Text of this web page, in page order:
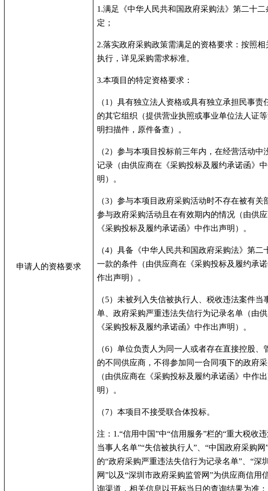
申请人的资格要求
1.满足《中华人民共和国政府采购法》第二十二
定；
2.落实政府采购政策需满足的资格要求：按照相
执行，详见采购需求标准。
3.本项目的特定资格要求：
（1 ）具有独立法人资格或具有独立承担民事责
的其它组织（提供营业执照或事业单位法人证
明扫描件，原件备查）。
（2）参与本项目投标前三年内，在经营活动中
记录（由供应商在《采购投标及履约承诺函》
明）。
（3）参与本项目政府采购活动时不存在被有关
参与政府采购活动且在有效期内的情况（由供
《采购投标及履约承诺函》中作出声明）。
（4）具备《中华人民共和国政府采购法》第二
一款的条件（由供应商在《采购投标及履约承
作出声明）。
（5）未被列入失信被执行人、税收违法案件当
单、政府采购严重违法失信行为记录名单（由
《采购投标及履约承诺函》中作出声明）。
（6） 单位负责人为同一人或者存在直接控股、
的不同供应商，不得参加同一合同项下的政府
（由供应商在《采购投标及履约承诺函》中作
明）。
（7）本项目不接受联合体投标。
注： 1.“信用中国”中“信用服务”栏的“重大税收
当事人名单”“失信被执行人”、“中国政府采购网
的“政府采购严重违法失信行为记录名单”、“深
网”以及“深圳市政府采购监管网”为供应商信用
询渠道，相关信息以开标当日的查询结果为准；